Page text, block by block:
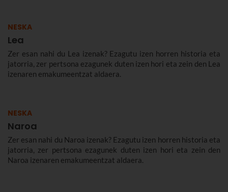
NESKA
Lea
Zer esan nahi du Lea izenak? Ezagutu izen horren historia eta
jatorria, zer pertsona ezagunek duten izen hori eta zein den Lea
izenaren emakumeentzat aldaera.
NESKA
Naroa
Zer esan nahi du Naroa izenak? Ezagutu izen horren historia eta
jatorria, zer pertsona ezagunek duten izen hori eta zein den
Naroa izenaren emakumeentzat aldaera.